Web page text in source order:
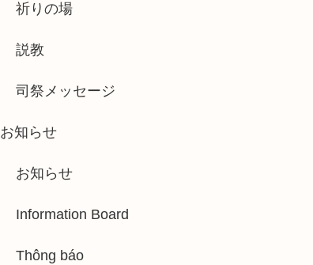
祈りの場
説教
司祭メッセージ
お知らせ
お知らせ
Information Board
Thông báo